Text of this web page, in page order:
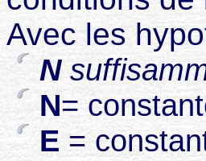
Avec les
N
N=
E =